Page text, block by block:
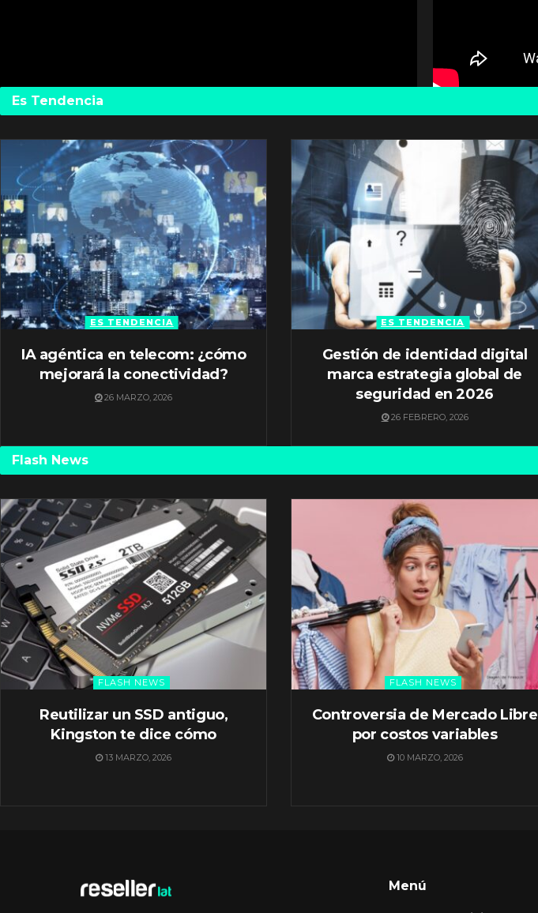
Es Tendencia
ES TENDENCIA
IA agéntica en telecom: ¿cómo
mejorará la conectividad?
26 MARZO, 2026
ES TENDENCIA
Gestión de identidad digital
marca estrategia global de
seguridad en 2026
26 FEBRERO, 2026
Flash News
FLASH NEWS
Reutilizar un SSD antiguo,
Kingston te dice cómo
13 MARZO, 2026
FLASH NEWS
Controversia de Mercado Libre
por costos variables
10 MARZO, 2026
Menú